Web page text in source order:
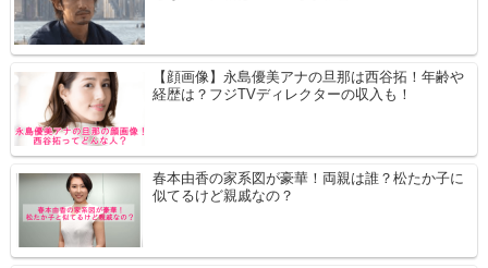
【顔画像】永島優美アナの旦那は西谷拓！年齢や
経歴は？フジTVディレクターの収入も！
春本由香の家系図が豪華！両親は誰？松たか子に
似てるけど親戚なの？